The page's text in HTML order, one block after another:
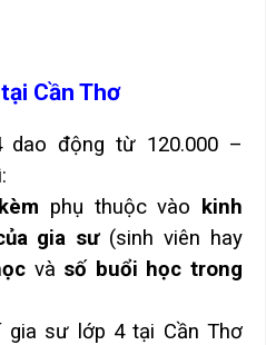
Cần Thơ
động từ 120.000 –
phụ thuộc vào
kinh
gia sư(sinh viên hay
và số buổi học trong
sư lớp 4 tại Cần Thơ